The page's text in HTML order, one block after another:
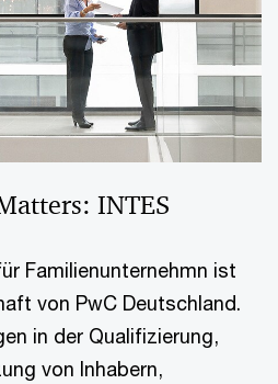
INTES
Familienunternehmn ist
von PwC Deutschland.
in der Qualifizierung,
von Inhabern,